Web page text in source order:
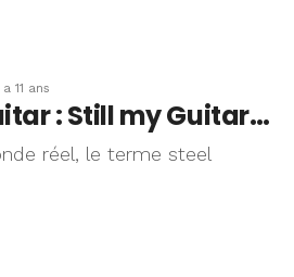
11 ans
: Still my Guitar…
réel, le terme steel